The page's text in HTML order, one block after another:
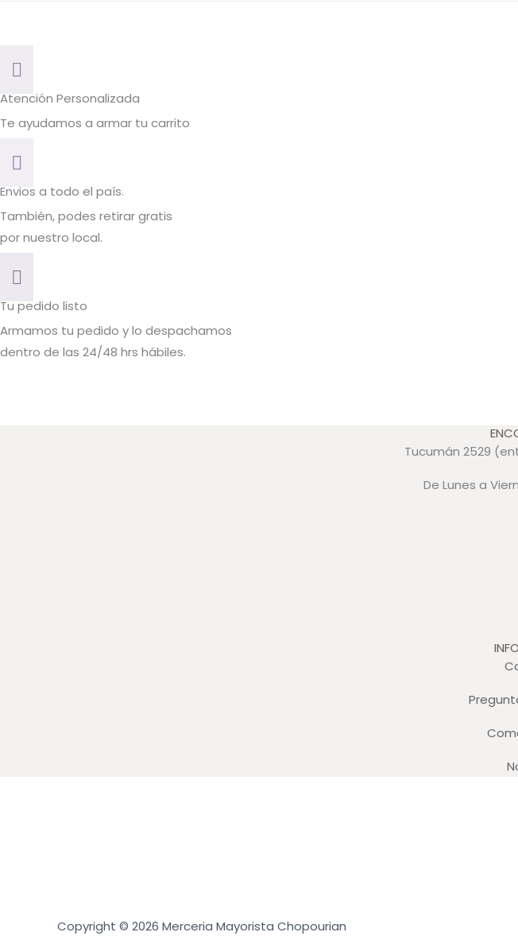
Atención Personalizada
Te ayudamos a armar tu carrito
Envios a todo el país.
También, podes retirar gratis
por nuestro local.
Tu pedido listo
Armamos tu pedido y lo despachamos
dentro de las 24/48 hrs hábiles.
Tucumán 2529
De Lunes a
Copyright © 2026 Merceria Mayorista Chopourian